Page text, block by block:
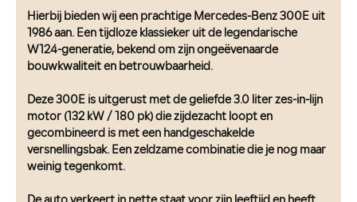
Hierbij bieden wij een prachtige Mercedes-Benz 300E uit
1986 aan. Een tijdloze klassieker uit de legendarische
W124-generatie, bekend om zijn ongeëvenaarde
bouwkwaliteit en betrouwbaarheid.
Deze 300E is uitgerust met de geliefde 3.0 liter zes-in-lijn
motor (132 kW / 180 pk) die zijdezacht loopt en
gecombineerd is met een handgeschakelde
versnellingsbak. Een zeldzame combinatie die je nog maar
weinig tegenkomt.